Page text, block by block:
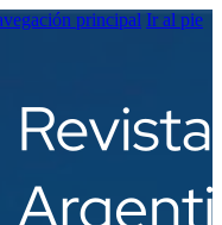
principal Ir al pie